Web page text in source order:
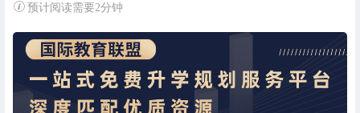
预计阅读需要2分钟